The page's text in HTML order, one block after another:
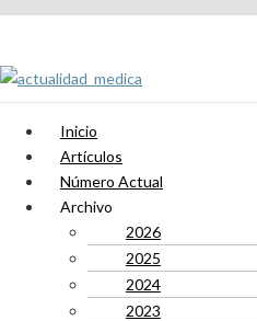
Inicio
Artículos
Número Actual
Archivo
2026
2025
2024
2023